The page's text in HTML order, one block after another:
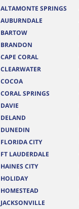
ALTAMONTE SPRINGS
AUBURNDALE
BARTOW
BRANDON
CAPE CORAL
CLEARWATER
COCOA
CORAL SPRINGS
DAVIE
DELAND
DUNEDIN
FLORIDA CITY
FT LAUDERDALE
HAINES CITY
HOLIDAY
HOMESTEAD
JACKSONVILLE